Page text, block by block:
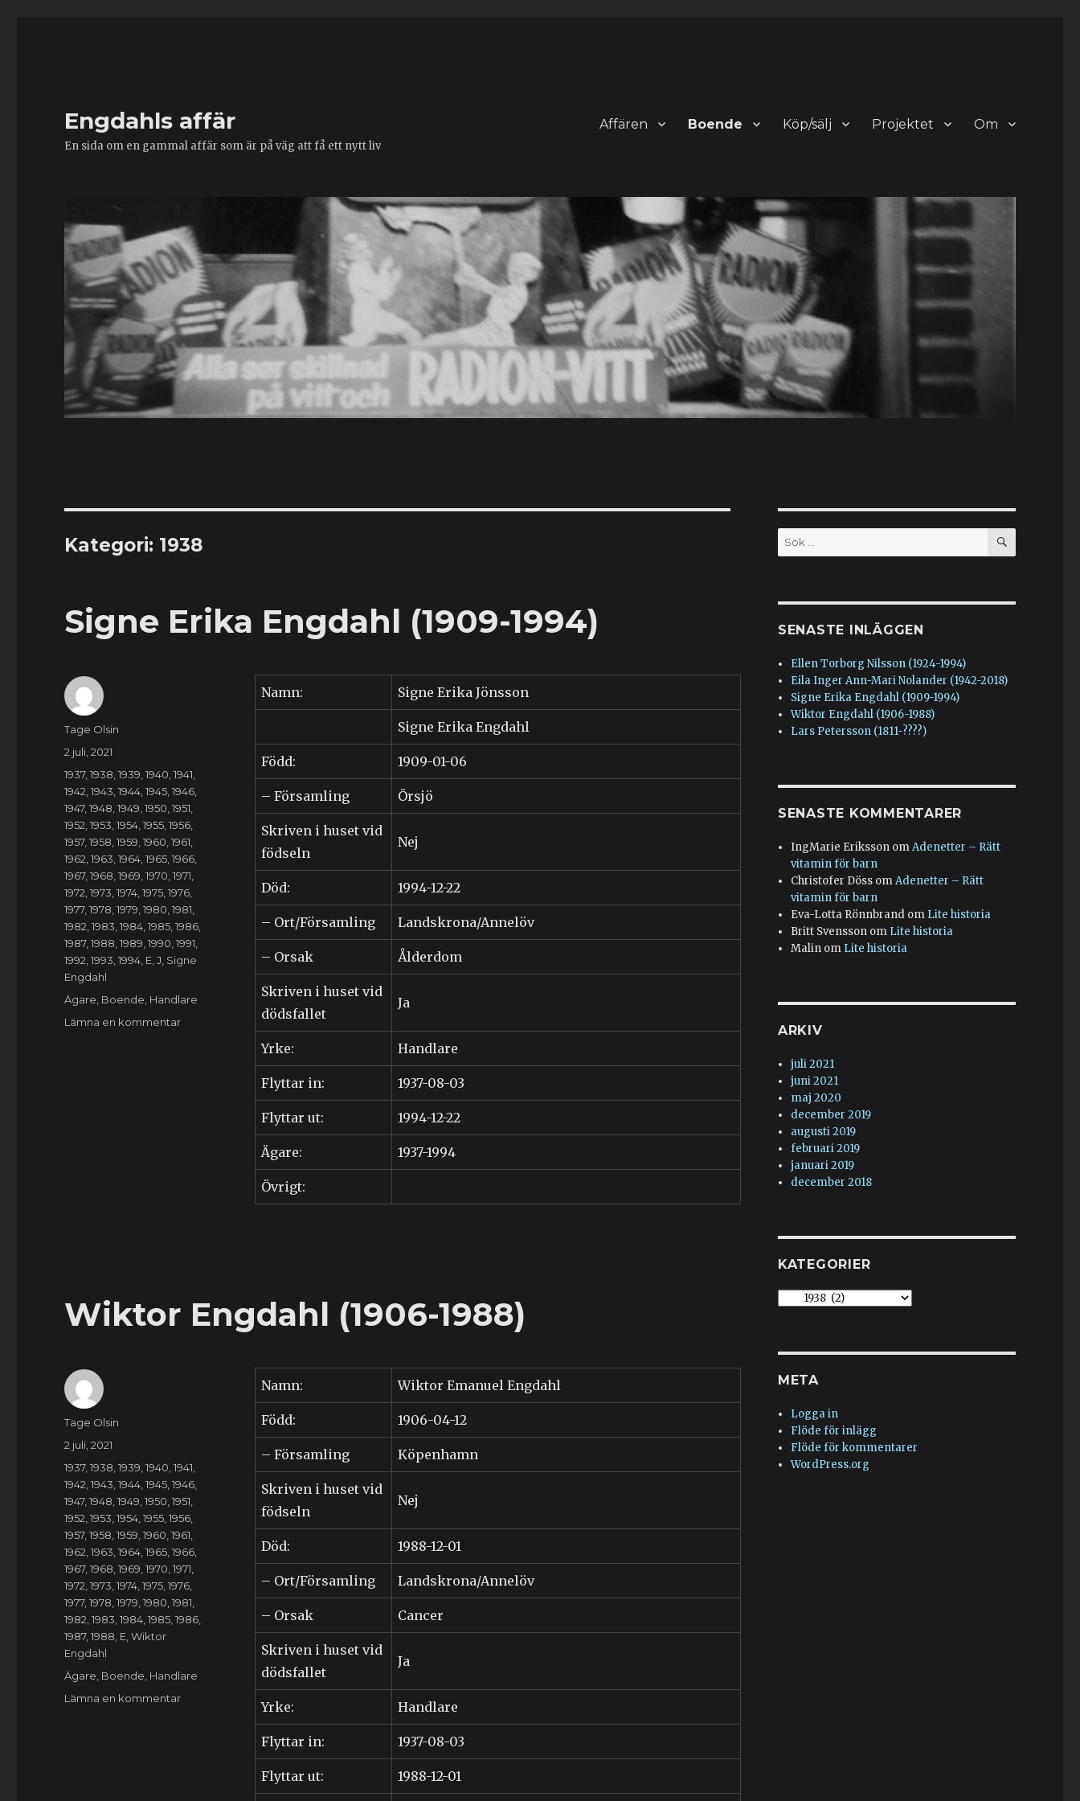
Engdahls affär
En sida om en gammal affär som är på väg att få ett nytt liv
Affären Boende Köp/sälj Projektet Om
Kategori: 1938
Signe Erika Engdahl (1909-1994)
Namn: Signe Erika Jönsson
Signe Erika Engdahl
Född: 1909-01-06
– Församling Örsjö
Skriven i huset vid
födseln
Nej
Död: 1994-12-22
– Ort/Församling Landskrona/Annelöv
– Orsak Ålderdom
Skriven i huset vid
dödsfallet
Ja
Yrke: Handlare
Flyttar in: 1937-08-03
Flyttar ut: 1994-12-22
Ägare: 1937-1994
Övrigt:
Författare
Tage Olsin
Publicerat
2 juli, 2021
Kategorier
1937,1938 ,1939 ,1940 ,1941
1942 ,1943 ,1944 ,1945 ,1946
1947,1948 ,1949 ,1950 ,1951
1952 ,1953 ,1954 ,1955 ,1956
1957,1958 ,1959 ,1960 ,1961
1962 ,1963 ,1964 ,1965 ,1966
1967,1968 ,1969 ,1970 ,1971
1972 ,1973 ,1974 ,1975 ,1976
1977,1978 ,1979 ,1980 ,1981
1982 ,1983 ,1984 ,1985 ,1986
1987,1988 ,1989 ,1990 ,1991
1992 ,1993 ,1994 E ,J Signe
Engdahl
Etiketter
Ägare Boende Handlare
Lämna en kommentartill
Wiktor Engdahl (1906-1988)
Namn: Wiktor Emanuel Engdahl
Född: 1906-04-12
– Församling Köpenhamn
Skriven i huset vid
födseln
Nej
Död: 1988-12-01
– Ort/Församling Landskrona/Annelöv
– Orsak Cancer
Skriven i huset vid
dödsfallet
Ja
Yrke: Handlare
Flyttar in: 1937-08-03
Flyttar ut: 1988-12-01
Författare
Tage Olsin
Publicerat
2 juli, 2021
Kategorier
1937,1938 ,1939 ,1940 ,1941
1942 ,1943 ,1944 ,1945 ,1946
1947,1948 ,1949 ,1950 ,1951
1952 ,1953 ,1954 ,1955 ,1956
1957,1958 ,1959 ,1960 ,1961
1962 ,1963 ,1964 ,1965 ,1966
1967,1968 ,1969 ,1970 ,1971
1972 ,1973 ,1974 ,1975 ,1976
1977,1978 ,1979 ,1980 ,1981
1982 ,1983 ,1984 ,1985 ,1986
1987,1988 E ,Wiktor
Engdahl
Etiketter
Ägare Boende Handlare
Lämna en kommentartill
Sök
efter:
SÖK
SENASTE INLÄGGEN
Ellen Torborg Nilsson (1924-1994)
Eila Inger Ann-Mari Nolander (1942-2018)
Signe Erika Engdahl (1909-1994)
Wiktor Engdahl (1906-1988)
Lars Petersson (1811-????)
SENASTE KOMMENTARER
IngMarie Eriksson omAdenetter – Rätt
vitamin för barn
Christofer Döss omAdenetter – Rätt
vitamin för barn
Eva-Lotta Rönnbrand om Lite historia
Britt Svensson om Lite historia
Malin om Lite historia
ARKIV
juli 2021
juni 2021
maj 2020
december 2019
augusti 2019
februari 2019
januari 2019
december 2018
KATEGORIER
Kategorier
META
Logga in
Flöde för inlägg
Flöde för kommentarer
WordPress.org